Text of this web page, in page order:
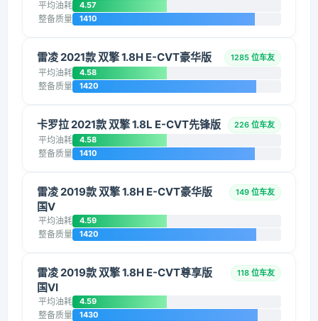
平均油耗 4.57
整备质量 1410
雷凌 2021款 双擎 1.8H E-CVT豪华版 1285 位车友
平均油耗 4.58
整备质量 1420
卡罗拉 2021款 双擎 1.8L E-CVT先锋版 226 位车友
平均油耗 4.58
整备质量 1410
雷凌 2019款 双擎 1.8H E-CVT豪华版
国V
149 位车友
平均油耗 4.59
整备质量 1420
雷凌 2019款 双擎 1.8H E-CVT尊享版
国VI
118 位车友
平均油耗 4.59
整备质量 1430